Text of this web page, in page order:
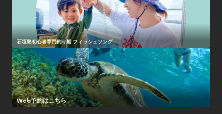
石垣島初心者専門釣り船 フィッシュソング
Web予約はこちら